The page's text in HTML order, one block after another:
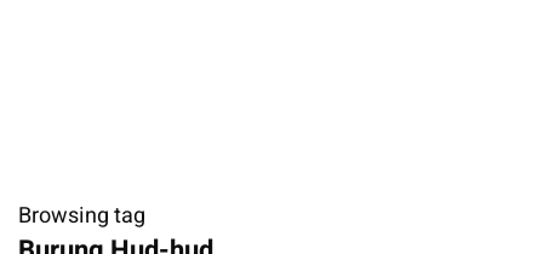
Browsing tag